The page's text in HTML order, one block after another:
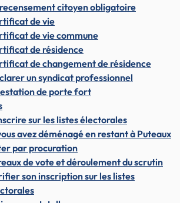
citoyen obligatoire
de vie
de vie commune
de résidence
de changement de résidence
un syndicat professionnel
de porte fort
sur les listes électorales
avez déménagé en restant à Puteaux
par procuration
de vote et déroulement du scrutin
son inscription sur les listes